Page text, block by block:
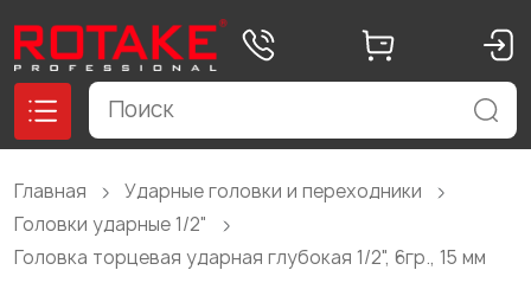
Главная
Ударные головки и переходники
Головки ударные 1/2"
Головка торцевая ударная глубокая 1/2", 6гр., 15 мм